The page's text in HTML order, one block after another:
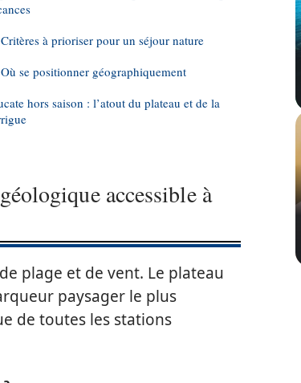
Critères à prioriser pour un séjour nature
Où se positionner géographiquement
hors saison : l’atout du plateau et de la
accessible à
plage et de vent. Le plateau
paysager le plus
de toutes les stations